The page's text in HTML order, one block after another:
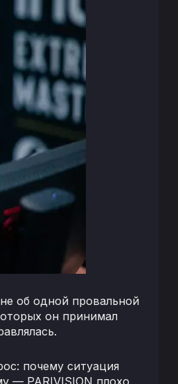
об одной провальной
он принимал
почему ситуация
— PARIVISION плохо